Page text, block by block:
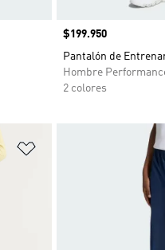
Precio
$199.950
Pantalón de
Hombre
2 colores
Añadir a la lista de